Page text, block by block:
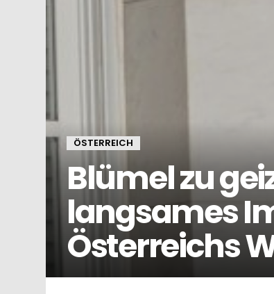
ÖSTERREICH
Blümel zu
langsames
Österreichs